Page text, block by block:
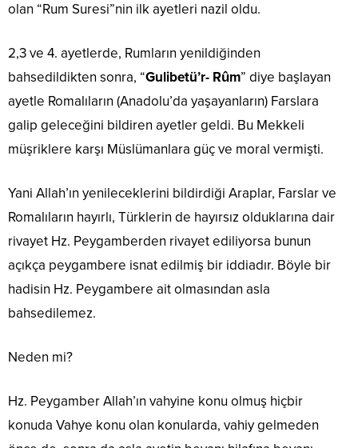
olan “Rum Suresi”nin ilk ayetleri nazil oldu.
2,3 ve 4. ayetlerde, Rumların yenildiğinden
bahsedildikten sonra, “Gulibetü’r- Rûm” diye başlayan
ayetle Romalıların (Anadolu’da yaşayanların) Farslara
galip geleceğini bildiren ayetler geldi. Bu Mekkeli
müşriklere karşı Müslümanlara güç ve moral vermişti.
Yani Allah’ın yenileceklerini bildirdiği Araplar, Farslar ve
Romalıların hayırlı, Türklerin de hayırsız olduklarına dair
rivayet Hz. Peygamberden rivayet ediliyorsa bunun
açıkça peygambere isnat edilmiş bir iddiadır. Böyle bir
hadisin Hz. Peygambere ait olmasından asla
bahsedilemez.
Neden mi?
Hz. Peygamber Allah’ın vahyine konu olmuş hiçbir
konuda Vahye konu olan konularda, vahiy gelmeden